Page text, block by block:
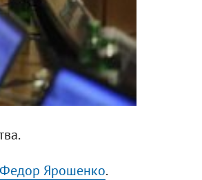
Федор Ярошенко.